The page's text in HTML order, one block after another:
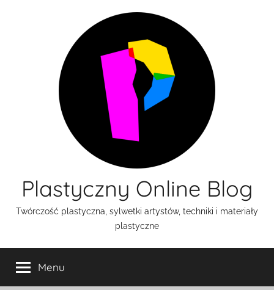
Plastyczny Online Blog
Twórczość plastyczna, sylwetki artystów, techniki i materiały
plastyczne
Menu